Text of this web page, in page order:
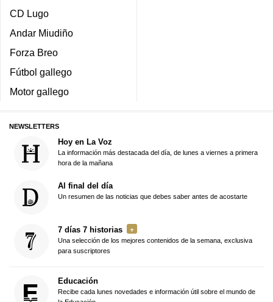
CD Lugo
Andar Miudiño
Forza Breo
Fútbol gallego
Motor gallego
NEWSLETTERS
Hoy en La Voz
La información más destacada del día, de lunes a viernes a primera
hora de la mañana
Al final del día
Un resumen de las noticias que debes saber antes de acostarte
7 días 7 historias
Una selección de los mejores contenidos de la semana, exclusiva
para suscriptores
Educación
Recibe cada lunes novedades e información útil sobre el mundo de